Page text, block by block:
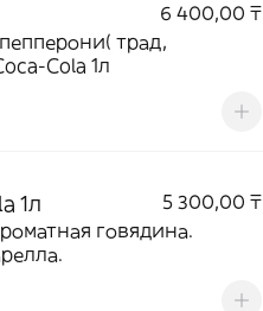
6 400,00 ₸
трад,
Cola 1л
1л
5 300,00 ₸
говядина.